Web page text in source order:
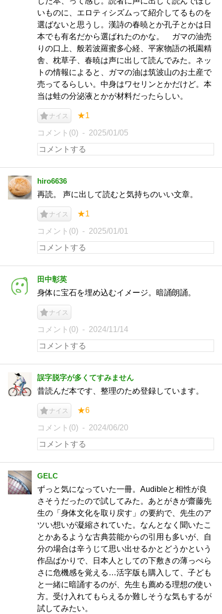
いものに、エロティシズムって紹介してるものを
選ばないと思うし。漢詩の春暁とか孔子とかは日
本でも有名だから選ばれたのかな。 ガマの油売
りの口上、般若波羅蜜多心経、平家物語の祇園精
舎、枕草子、春暁は声に出して読んでみた。ネッ
トの情報によると、ガマの油は筑波山のお土産で
売ってるらしい。中身はワセリンとかだけど。本
当は蛙の分泌液とかが材料だったらしい。
ナイス ★1
コメント(0) 2025/01/05
hiro6636
再読。 声に出して読むと気持ちのいい文章。
ナイス ★1
コメント(0) 2025/01/01
田中彰英
身体に宝石を埋め込むイメージ。暗誦朗誦。
ナイス
コメント(0) 2024/11/14
誤字脱字が多くてすみません
昔読んだ本です、整理のため登録しています。
ナイス ★6
コメント(0) 2024/06/20
GELC
ずっと気になっていた一冊。Audibleと相性が良
さそうだったので試してみた。あとがきが齋藤先
生の「身体文化を取り戻す」の要約で、先生のア
ツい想いが凝縮されていた。なんとなく聞いたこ
とかあるような古典芸能からの引用も多いが、自
分の場合は辛うじて思い出せるかとどうかという
作品ばかりで、日本人としての下敷きの薄っぺら
さに危機感を覚える…活字版も購入して、子ども
と一緒に暗誦するのが、先生も薦める理想の使い
方。受け入れてもらえるか難しそうな気もするが
試してみたい。